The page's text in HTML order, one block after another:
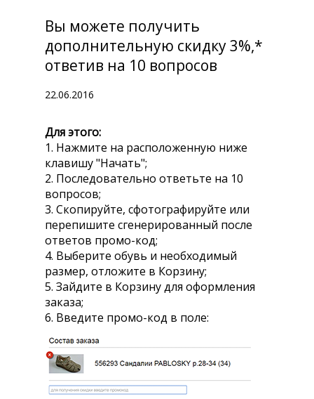
Вы можете получить
дополнительную скидку 3%,*
ответив на 10 вопросов
22.06.2016
Для этого:
1. Нажмите на расположенную ниже
клавишу "Начать";
2. Последовательно ответьте на 10
вопросов;
3. Скопируйте, сфотографируйте или
перепишите сгенерированный после
ответов промо-код;
4. Выберите обувь и необходимый
размер, отложите в Корзину;
5. Зайдите в Корзину для оформления
заказа;
6. Введите промо-код в поле: